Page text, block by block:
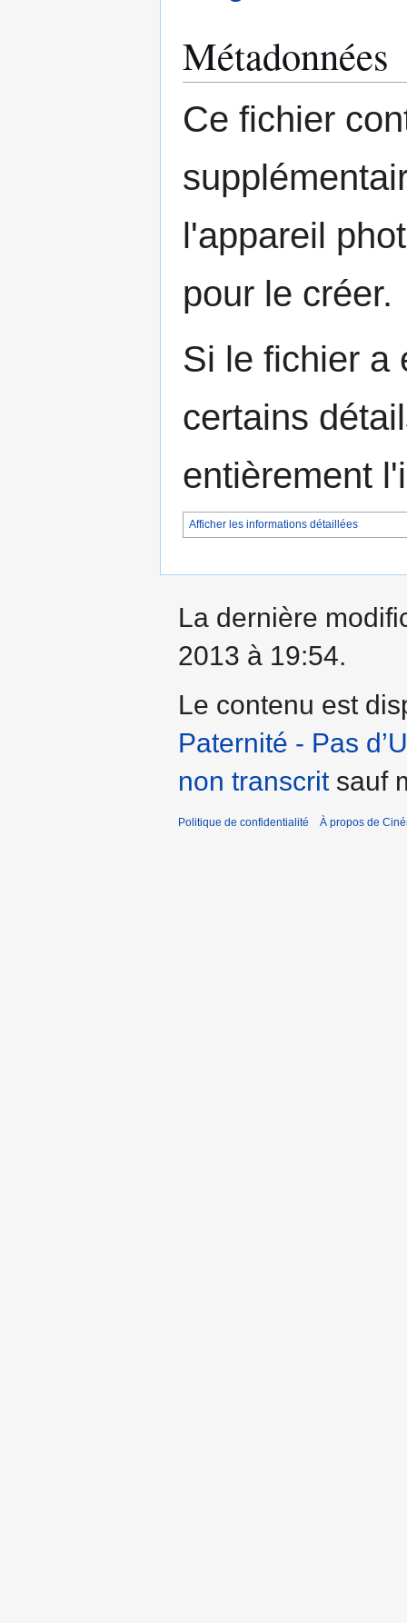
Métadonnées
Ce fichier
l'appareil
pour le créer.
Si le fichier a
certains
entièrement
Afficher les informations détaillées
La dernière
2013 à 19:54.
Le contenu est
Paternité - Pas
non transcritsauf
Politique de confidentialité À propos de